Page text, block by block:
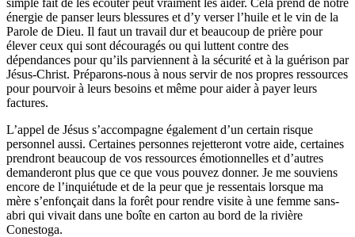
énergie de panser leurs blessures et d’y verser l’huile et le vin de la
Parole de Dieu. Il faut un travail dur et beaucoup de prière pour
élever ceux qui sont découragés ou qui luttent contre des
dépendances pour qu’ils parviennent à la sécurité et à la guérison par
Jésus-Christ. Préparons-nous à nous servir de nos propres ressources
pour pourvoir à leurs besoins et même pour aider à payer leurs
factures.
L’appel de Jésus s’accompagne également d’un certain risque
personnel aussi. Certaines personnes rejetteront votre aide, certaines
prendront beaucoup de vos ressources émotionnelles et d’autres
demanderont plus que ce que vous pouvez donner. Je me souviens
encore de l’inquiétude et de la peur que je ressentais lorsque ma
mère s’enfonçait dans la forêt pour rendre visite à une femme sans-
abri qui vivait dans une boîte en carton au bord de la rivière
Conestoga.